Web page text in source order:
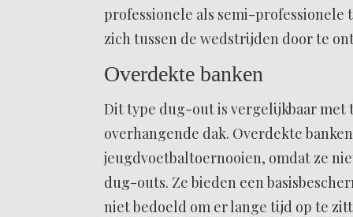
professionele als semi-professionele
zich tussen de wedstrijden door te
Overdekte banken
Dit type dug-out is vergelijkbaar
overhangende dak. Overdekte
jeugdvoetbaltoernooien, omdat ze
dug-outs. Ze bieden een
niet bedoeld om er lange tijd op te